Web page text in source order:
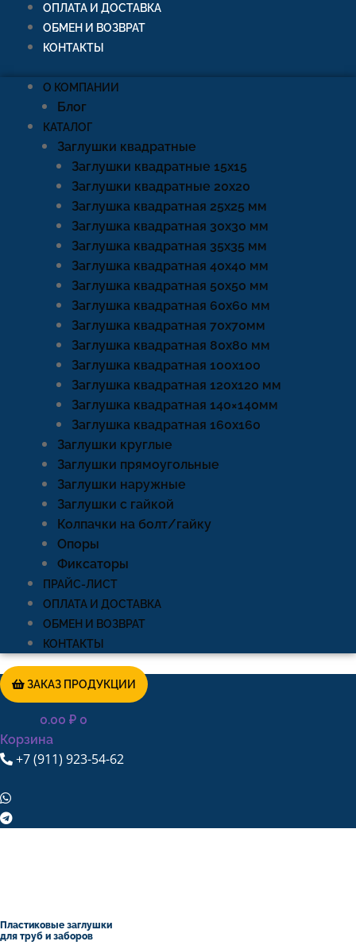
ОПЛАТА И ДОСТАВКА
ОБМЕН И ВОЗВРАТ
КОНТАКТЫ
О КОМПАНИИ
Блог
КАТАЛОГ
Заглушки квадратные
Заглушки квадратные 15х15
Заглушки квадратные 20х20
Заглушка квадратная 25х25 мм
Заглушка квадратная 30х30 мм
Заглушка квадратная 35х35 мм
Заглушка квадратная 40х40 мм
Заглушка квадратная 50х50 мм
Заглушка квадратная 60х60 мм
Заглушка квадратная 70х70мм
Заглушка квадратная 80х80 мм
Заглушка квадратная 100х100
Заглушка квадратная 120х120 мм
Заглушка квадратная 140×140мм
Заглушка квадратная 160х160
Заглушки круглые
Заглушки прямоугольные
Заглушки наружные
Заглушки с гайкой
Колпачки на болт/гайку
Опоры
Фиксаторы
ПРАЙС-ЛИСТ
ОПЛАТА И ДОСТАВКА
ОБМЕН И ВОЗВРАТ
КОНТАКТЫ
ЗАКАЗ ПРОДУКЦИИ
0.00 ₽ 0
Корзина
+7 (911) 923-54-62
Пластиковые заглушки
для труб и заборов